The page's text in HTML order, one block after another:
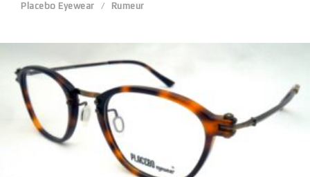
Placebo Eyewear
Rumeur